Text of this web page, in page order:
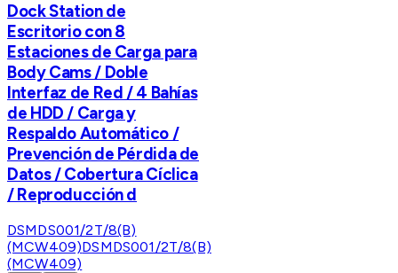
Dock Station de
Escritorio con 8
Estaciones de Carga para
Body Cams / Doble
Interfaz de Red / 4 Bahías
de HDD / Carga y
Respaldo Automático /
Prevención de Pérdida de
Datos / Cobertura Cíclica
/ Reproducción d
DSMDS001/2T/8(B)
(MCW409)DSMDS001/2T/8(B)
(MCW409)